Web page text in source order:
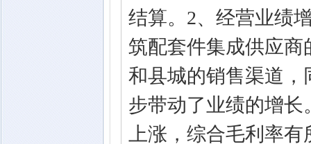
结算。2、经营业绩
筑配套件集成供应
和县城的销售渠道
步带动了业绩的增
上涨，综合毛利率